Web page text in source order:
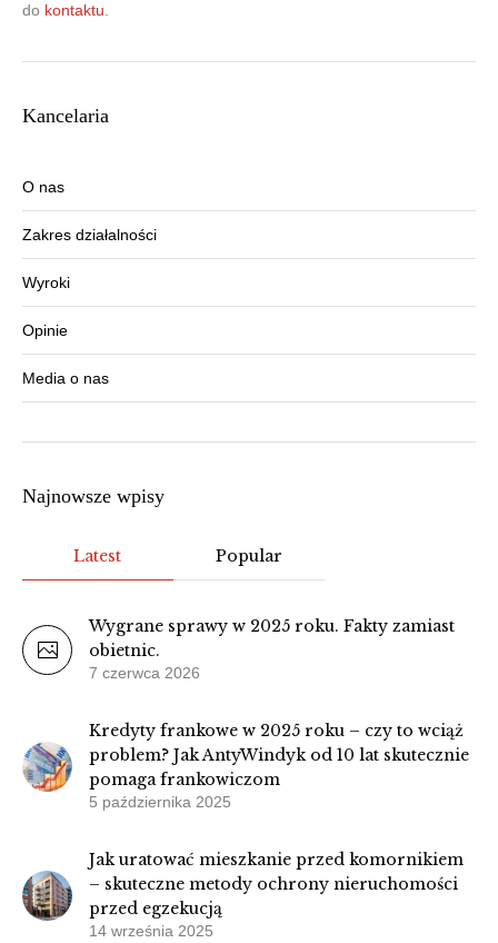
do kontaktu
Kancelaria
O nas
Zakres działalności
Wyroki
Opinie
Media o nas
Najnowsze wpisy
Latest Popular
Wygrane sprawy w 2025 roku. Fakty zamiast
obietnic.
7 czerwca 2026
Kredyty frankowe w 2025 roku – czy to wciąż
problem? Jak AntyWindyk od 10 lat skutecznie
pomaga frankowiczom
5 października 2025
Jak uratować mieszkanie przed komornikiem
– skuteczne metody ochrony nieruchomości
przed egzekucją
14 września 2025